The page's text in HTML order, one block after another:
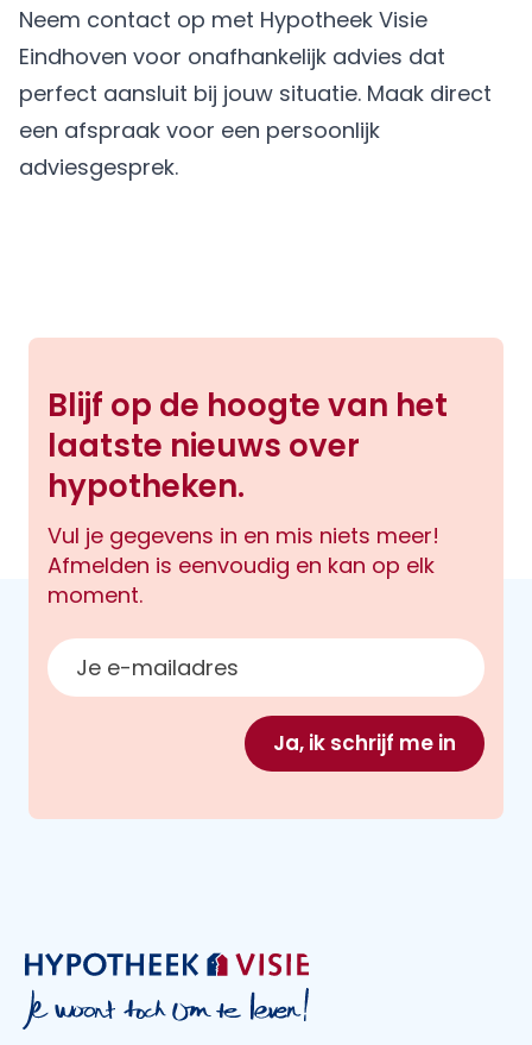
Neem contact op met Hypotheek Visie
Eindhoven voor onafhankelijk advies dat
perfect aansluit bij jouw situatie. Maak direct
een afspraak voor een persoonlijk
adviesgesprek.
Blijf op de hoogte van het
laatste nieuws over
hypotheken.
Vul je gegevens in en mis niets meer!
Afmelden is eenvoudig en kan op elk
moment.
E-mailadres
Ja, ik schrijf me in